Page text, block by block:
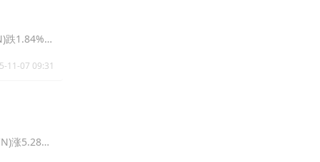
跌1.84%报
11-07 09:31
涨5.28%